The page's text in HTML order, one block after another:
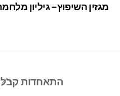
מגזין השיפוץ – גיליון
To
התאחדות